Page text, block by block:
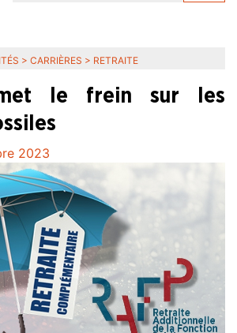
> CARRIÈRES > RETRAITE
met le frein sur les
2023